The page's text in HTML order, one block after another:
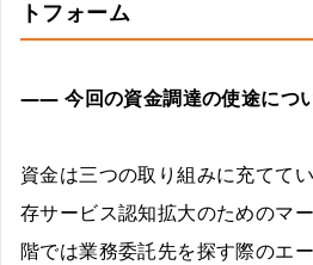
トフォーム
――今回の資金調達の使途につ
資金は三つの取り組みに充てて
存サービス認知拡大のためのマ
階では業務委託先を探す際のエ